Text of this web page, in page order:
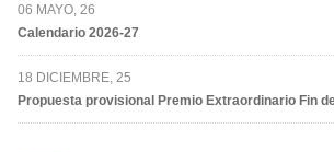
06 MAYO, 26
Calendario 2026-27
18 DICIEMBRE, 25
Propuesta provisional Premio Extraordinario Fin